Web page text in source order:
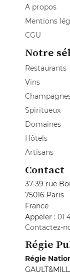
A propos
Mentions
CGU
Notre
Restaurants
Vins
Spiritueux
Domaines
Hôtels
Artisans
Contact
37-39 rue
75016 Paris
France
Appeler : 01
Contactez-
Régie
Régie